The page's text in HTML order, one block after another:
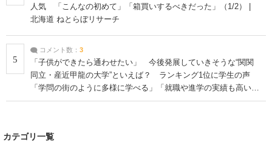
人気 「こんなの初めて」「箱買いするべきだった」（1/2） |
北海道 ねとらぼリサーチ
5
コメント数： 3
「子供ができたら通わせたい」 今後発展していきそうな“関関
同立・産近甲龍の大学”といえば？ ランキング1位に学生の声
「学問の街のように多様に学べる」「就職や進学の実績も高い」
| 大学 ねとらぼリサーチ
カテゴリ一覧